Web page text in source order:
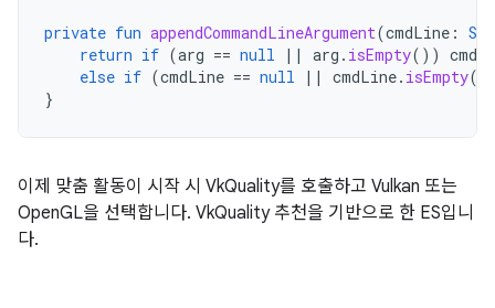
private fun appendCommandLineArgument(cmdLine :
return if (arg == null || arg . isEmpty())
else if (cmdLine == null || cmdLine. isEmpty
}
이제 맞춤 활동이 시작 시 VkQuality를 호출하고 Vulkan 또는
OpenGL을 선택합니다. VkQuality 추천을 기반으로 한 ES입니
다.